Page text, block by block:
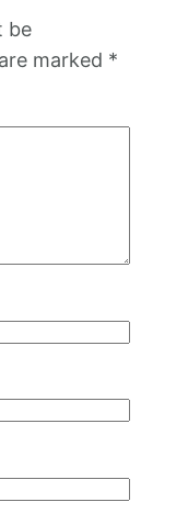
be
marked *